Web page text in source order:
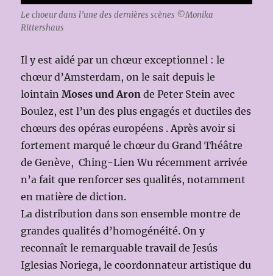
Le choeur dans l’une des dernières scènes ©Monika
Rittershaus
Il y est aidé par un chœur exceptionnel : le
chœur d’Amsterdam, on le sait depuis le
lointainMoses und Aron de Peter Stein avec
Boulez, est l’un des plus engagés et ductiles des
chœurs des opéras européens . Après avoir si
fortement marqué le chœur du Grand Théâtre
de Genève, Ching-Lien Wu récemment arrivée
n’a fait que renforcer ses qualités, notamment
en matière de diction.
La distribution dans son ensemble montre de
grandes qualités d’homogénéité. On y
reconnaît le remarquable travail de Jesús
Iglesias Noriega, le coordonnateur artistique du